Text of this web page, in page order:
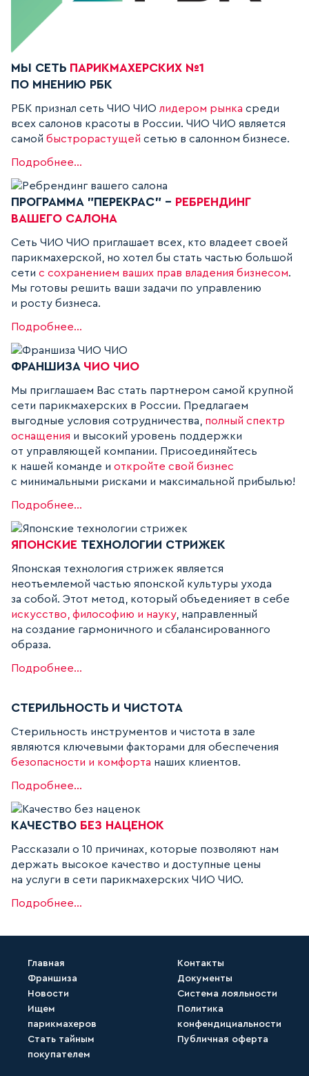
МЫ СЕТЬ ПАРИКМАХЕРСКИХ №1
ПО МНЕНИЮ PБК
РБК признал сеть ЧИО ЧИО лидером рынка среди
всех салонов красоты в России. ЧИО ЧИО является
самой быстрорастущей сетью в салонном бизнесе.
Подробнее...
ПРОГРАММА "ПЕРЕКРАС" - РЕБРЕНДИНГ
ВАШЕГО САЛОНА
Сеть ЧИО ЧИО приглашает всех, кто владеет своей
парикмахерской, но хотел бы стать частью большой
сети с сохранением ваших прав владения бизнесом.
Мы готовы решить ваши задачи по управлению
и росту бизнеса.
Подробнее...
ФРАНШИЗА ЧИО ЧИО
Мы приглашаем Вас стать партнером самой крупной
сети парикмахерских в России. Предлагаем
выгодные условия сотрудничества, полный спектр
оснащения и высокий уровень поддержки
от управляющей компании. Присоединяйтесь
к нашей команде и откройте свой бизнес
с минимальными рисками и максимальной прибылью!
Подробнее...
ЯПОНСКИЕ ТЕХНОЛОГИИ СТРИЖЕК
Японская технология стрижек является
неотъемлемой частью японской культуры ухода
за собой. Этот метод, который объеденияет в себе
искусство, философию и науку, направленный
на создание гармоничного и сбалансированного
образа.
Подробнее...
СТЕРИЛЬНОСТЬ И ЧИСТОТА
Стерильность инструментов и чистота в зале
являются ключевыми факторами для обеспечения
безопасности и комфорта наших клиентов.
Подробнее...
КАЧЕСТВО БЕЗ НАЦЕНОК
Рассказали о 10 причинах, которые позволяют нам
держать высокое качество и доступные цены
на услуги в сети парикмахерских ЧИО ЧИО.
Подробнее...
Главная
Франшиза
Новости
Ищем
парикмахеров
Стать тайным
покупателем
Контакты
Документы
Система лояльности
Политика
конфендициальности
Публичная оферта